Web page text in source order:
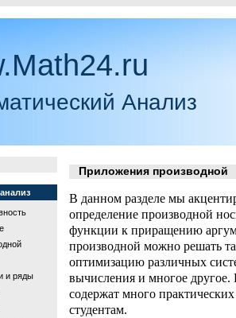
Анализ
и ряды
Приложения производной
В данном разделе мы
определение производной
функции к приращению
производной можно решать
оптимизацию различных
вычисления и многое
содержат много
студентам.